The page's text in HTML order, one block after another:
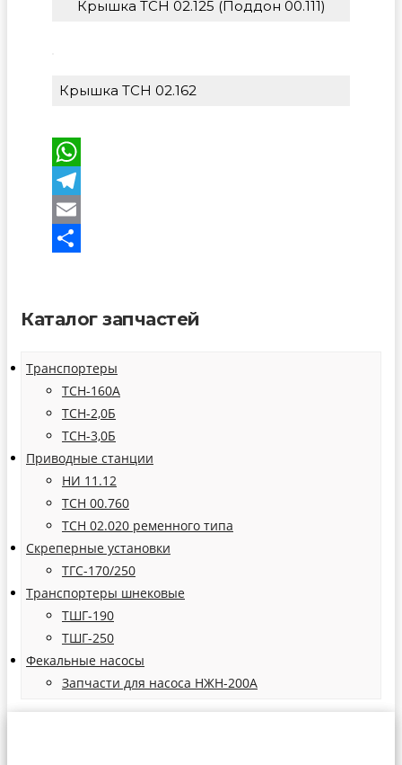
Крышка ТСН 02.125 (Поддон 00.111)
Крышка ТСН 02.162
WhatsApp
Telegram
Email
Каталог запчастей
Транспортеры
ТСН-160А
ТСН-2,0Б
ТСН-3,0Б
Приводные станции
НИ 11.12
ТСН 00.760
ТСН 02.020 ременного типа
Скреперные установки
ТГС-170/250
Транспортеры шнековые
ТШГ-190
ТШГ-250
Фекальные насосы
Запчасти для насоса НЖН-200А